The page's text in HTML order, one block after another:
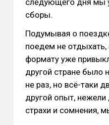
следующего дня мы
сборы.
Подумывая о
поедем не
формату уже
другой стране было
не раз, но всё-таки
другой опыт, нежели
страхи и сомнения,